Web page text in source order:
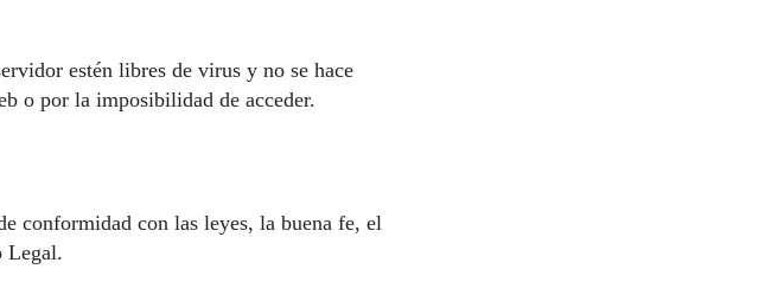
estén libres de virus y no se hace
o por la imposibilidad de acceder.
conformidad con las leyes, la buena fe, el
Legal.